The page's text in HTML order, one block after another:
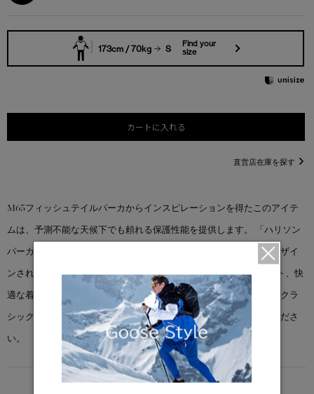
173cm / 70kg S
Find your
size
カートに入れる
直営店在庫を探す
M65フィッシュテイルパーカからインスピレーションを得たこのアイテ
ムは、予測不能な天候下でも頼れる保護性能を提供します。 「ハリソン
パーカ」は、あらゆる自然環境から身体をスマートに守るようにデザイ
ンされています。シュノーケルフード、5つの機能的な外側ポケット、快
適な着心地にカスタマイズできる調節可能なウエストが特徴です。クラ
シックにアップデートされたパーカをデイリーユースでお楽しみくださ
い。